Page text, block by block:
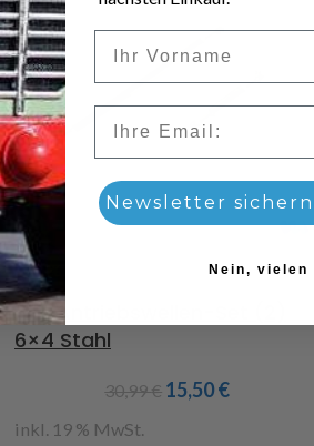
-50%
1/14 Antriebswellen-Set (2)
6×4 Stahl
30,99€ 15,50€
inkl. 19 % MwSt.
Newsletter sichern
Nein, vielen